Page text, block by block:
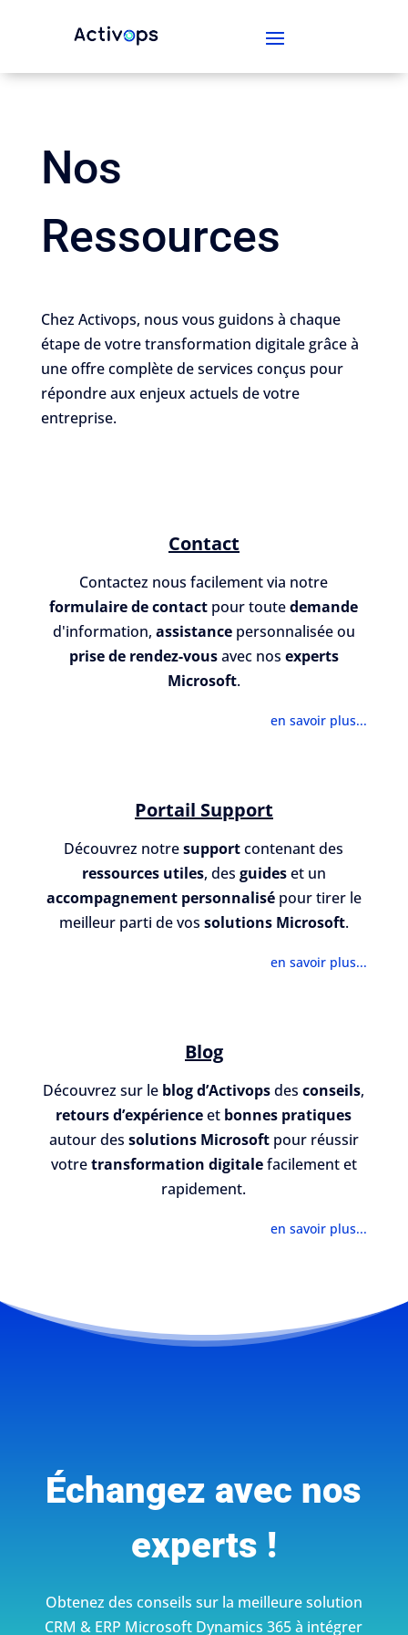
Nos
Ressources
Chez Activops, nous vous guidons à chaque
étape de votre transformation digitale grâce à
une offre complète de services conçus pour
répondre aux enjeux actuels de votre
entreprise.
Contact
Contactez nous facilement via notre
formulaire de contact pour toutedemande
d'information, assistance personnalisée ou
prise de rendez-vousavec nos experts
Microsoft.
en savoir plus...
Portail Support
Découvrez notresupportcontenant des
ressources utiles, des guideset un
accompagnement personnalisépour tirer le
meilleur parti de vos solutions Microsoft.
en savoir plus...
Blog
Découvrez sur le blog d’Activopsdesconseils,
retours d’expérienceet bonnes pratiques
autour des solutions Microsoftpour réussir
votretransformation digitalefacilement et
rapidement.
en savoir plus...
Échangez avec nos
experts !
Obtenez des conseils sur la meilleure solution
CRM & ERP Microsoft Dynamics 365 à intégrer